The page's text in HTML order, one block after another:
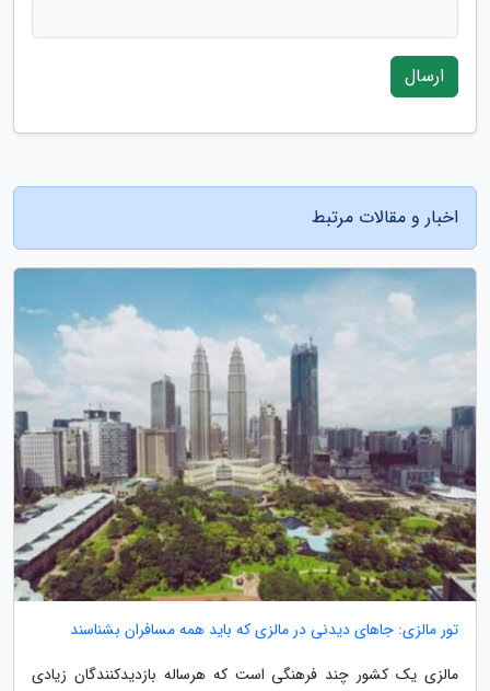
ارسال
اخبار و مقالات مرتبط
تور مالزی: جاهای دیدنی در مالزی که باید همه مسافران بشناسند
مالزی یک کشور چند فرهنگی است که هرساله بازدیدکنندگان زیادی